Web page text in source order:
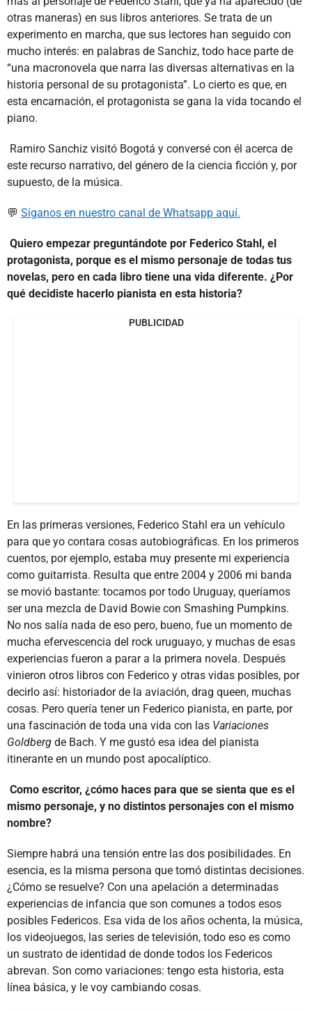
otras maneras) en sus libros anteriores. Se trata de un
experimento en marcha, que sus lectores han seguido con
mucho interés: en palabras de Sanchiz, todo hace parte de
“una macronovela que narra las diversas alternativas en la
historia personal de su protagonista”. Lo cierto es que, en
esta encarnación, el protagonista se gana la vida tocando el
piano.
Ramiro Sanchiz visitó Bogotá y conversé con él acerca de
este recurso narrativo, del género de la ciencia ficción y, por
supuesto, de la música.
💬 Síganos en nuestro canal de Whatsapp aquí.
Quiero empezar preguntándote por Federico Stahl, el
protagonista, porque es el mismo personaje de todas tus
novelas, pero en cada libro tiene una vida diferente. ¿Por
qué decidiste hacerlo pianista en esta historia?
PUBLICIDAD
En las primeras versiones, Federico Stahl era un vehículo
para que yo contara cosas autobiográficas. En los primeros
cuentos, por ejemplo, estaba muy presente mi experiencia
como guitarrista. Resulta que entre 2004 y 2006 mi banda
se movió bastante: tocamos por todo Uruguay, queríamos
ser una mezcla de David Bowie con Smashing Pumpkins.
No nos salía nada de eso pero, bueno, fue un momento de
mucha efervescencia del rock uruguayo, y muchas de esas
experiencias fueron a parar a la primera novela. Después
vinieron otros libros con Federico y otras vidas posibles, por
decirlo así: historiador de la aviación, drag queen, muchas
cosas. Pero quería tener un Federico pianista, en parte, por
una fascinación de toda una vida con las Variaciones
Goldberg de Bach. Y me gustó esa idea del pianista
itinerante en un mundo post apocalíptico.
Como escritor, ¿cómo haces para que se sienta que es el
mismo personaje, y no distintos personajes con el mismo
nombre?
Siempre habrá una tensión entre las dos posibilidades. En
esencia, es la misma persona que tomó distintas decisiones.
¿Cómo se resuelve? Con una apelación a determinadas
experiencias de infancia que son comunes a todos esos
posibles Federicos. Esa vida de los años ochenta, la música,
los videojuegos, las series de televisión, todo eso es como
un sustrato de identidad de donde todos los Federicos
abrevan. Son como variaciones: tengo esta historia, esta
línea básica, y le voy cambiando cosas.